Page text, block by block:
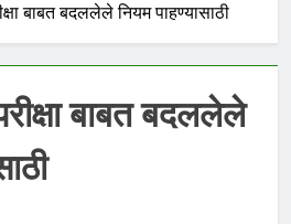
बाबत बदललेले नियम पाहण्यासाठी
बाबत बदललेले